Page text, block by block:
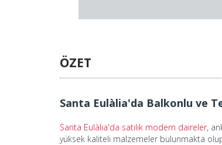
ÖZET
Santa Eulàlia'da Balkonlu ve
Santa Eulàlia'da satılık modern daireler,
yüksek kaliteli malzemeler bulunmakta